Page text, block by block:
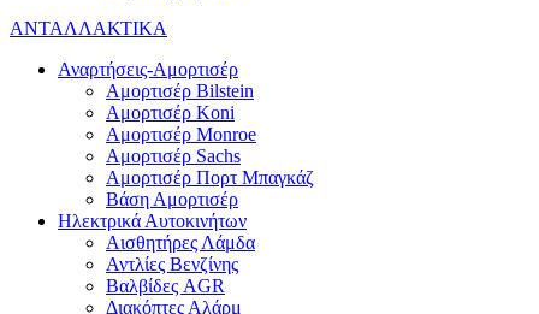
ΑΝΤΑΛΛΑΚΤΙΚΑ
Αναρτήσεις-Αμορτισέρ
Αμορτισέρ Bilstein
Αμορτισέρ Koni
Αμορτισέρ Monroe
Αμορτισέρ Sachs
Αμορτισέρ Πορτ Μπαγκάζ
Βάση Αμορτισέρ
Ηλεκτρικά Αυτοκινήτων
Αισθητήρες Λάμδα
Αντλίες Βενζίνης
Βαλβίδες AGR
Διακόπτες Αλάρμ